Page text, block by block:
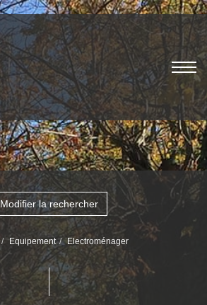
Modifier la rechercher
Equipement Electroménager